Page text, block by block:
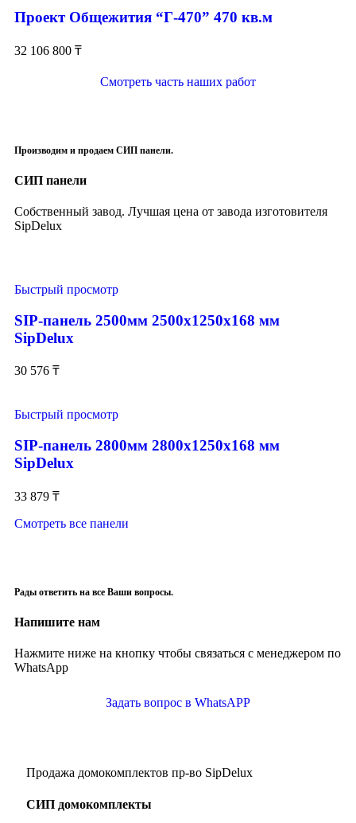
Проект Общежития “Г-470” 470 кв.м
32 106 800 ₸
Смотреть часть наших работ
Производим и продаем СИП панели.
СИП панели
Собственный завод. Лучшая цена от завода изготовителя
SipDelux
Быстрый просмотр
SIP-панель 2500мм 2500x1250x168 мм
SipDelux
30 576 ₸
Быстрый просмотр
SIP-панель 2800мм 2800x1250x168 мм
SipDelux
33 879 ₸
Смотреть все панели
Рады ответить на все Ваши вопросы.
Напишите нам
Нажмите ниже на кнопку чтобы связаться с менеджером по
WhatsApp
Задать вопрос в WhatsAPP
Продажа домокомплектов пр-во SipDelux
СИП домокомплекты